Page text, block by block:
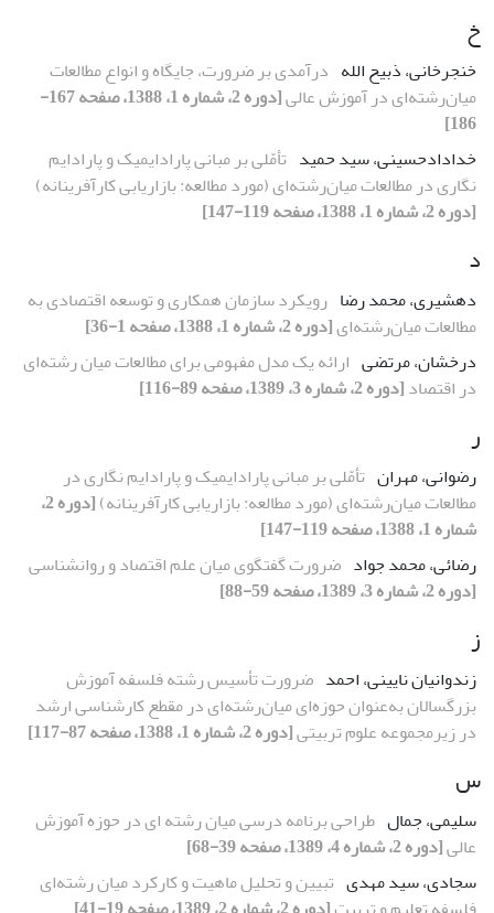
خ
خنجرخانى، ذبیح الله درآمدى بر ضرورت، جایگاه و انواع مطالعات
میان‌رشته‌اى در آموزش عالى
[دوره 2، شماره 1، 1388، صفحه 167-
186]
خدادادحسینی، سید حمید تأمّلى بر مبانى پارادایمیک و پارادایم
نگارى در مطالعات میان‌رشته‌اى (مورد مطالعه: بازاریابى کارآفرینانه)
[دوره 2، شماره 1، 1388، صفحه 119-147]
د
دهشیری، محمد رضا رویکرد سازمان همکارى و توسعه اقتصادى به
مطالعات میان‌رشته‌اى[دوره 2، شماره 1، 1388، صفحه 1-36]
درخشان، مرتضی ارائه‌ یک مدل مفهومی برای مطالعات میان رشته‌ای
در اقتصاد[دوره 2، شماره 3، 1389، صفحه 89-116]
ر
رضوانی، مهران تأمّلى بر مبانى پارادایمیک و پارادایم نگارى در
مطالعات میان‌رشته‌اى (مورد مطالعه: بازاریابى کارآفرینانه)
[دوره 2،
شماره 1، 1388، صفحه 119-147]
رضائی، محمد جواد ضرورت گفتگوی میان علم اقتصاد و روان‎‏شناسی
[دوره 2، شماره 3، 1389، صفحه 59-88]
ز
زندوانیان نایینی، احمد ضرورت تأسیس رشته فلسفه آموزش
بزرگسالان به‌عنوان حوزه‌اى میان‌رشته‌اى در مقطع کارشناسى ارشد
در زیرمجموعه علوم تربیتى[دوره 2، شماره 1، 1388، صفحه 87-117]
س
سلیمی، جمال طراحی برنامه درسی میان رشته ای در حوزه آموزش
عالی[دوره 2، شماره 4، 1389، صفحه 39-68]
سجادی، سید مهدی تبیین و تحلیل ماهیت و کارکرد میان رشته‌ای